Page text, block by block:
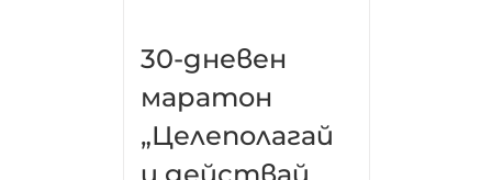
30-дневен
маратон
„Целеполагай